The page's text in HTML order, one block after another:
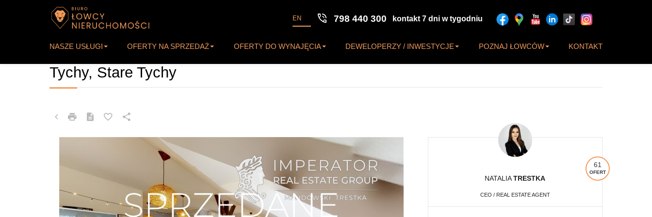
NASZE USŁUGI OFERTY NA SPRZEDAŻ OFERTY DO WYNAJĘCIA DEWELOPERZY / INWESTYCJE POZNAJ ŁOWCÓW KONTAKT
EN phone_in_talk 798 440 300 kontakt 7 dni w tygodniu
Tychy, Stare Tychy
61
OFERT
NATALIATRESTKA
CEO / REAL ESTATE AGENT